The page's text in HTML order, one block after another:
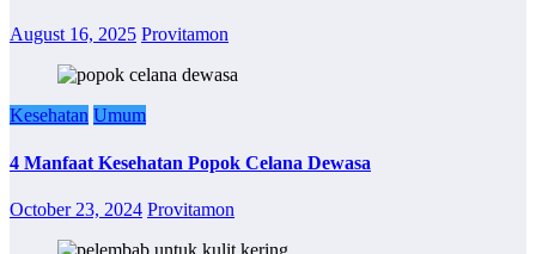
August 16, 2025 Provitamon
Kesehatan Umum
4 Manfaat Kesehatan Popok Celana Dewasa
October 23, 2024 Provitamon